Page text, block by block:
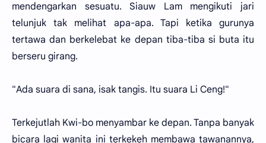
mendengarkan sesuatu. Siauw Lam mengikuti jari
telunjuk tak melihat apa-apa. Tapi ketika gurunya
tertawa dan berkelebat ke depan tiba-tiba si buta itu
berseru girang.
"Ada suara di sana, isak tangis. Itu suara Li Ceng!"
Terkejutlah Kwi-bo menyambar ke depan. Tanpa banyak
bicara lagi wanita ini terkekeh membawa tawanannya,